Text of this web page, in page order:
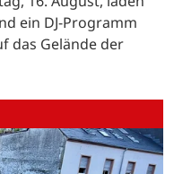
ein DJ-Programm
das Gelände der